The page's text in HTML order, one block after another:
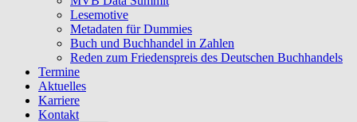
Lesemotive
Metadaten für Dummies
Buch und Buchhandel in Zahlen
Reden zum Friedenspreis des Deutschen Buchhandels
Termine
Aktuelles
Karriere
Kontakt